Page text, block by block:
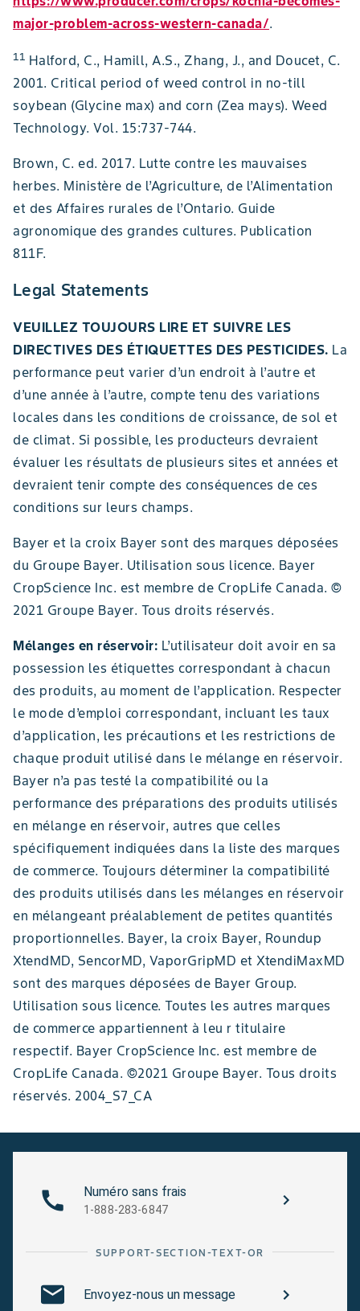
major-problem-across-western-canada/.
11 Halford, C., Hamill, A.S., Zhang, J., and Doucet, C.
2001. Critical period of weed control in no-till
soybean (Glycine max) and corn (Zea mays). Weed
Technology. Vol. 15:737-744.
Brown, C. ed. 2017. Lutte contre les mauvaises
herbes. Ministère de l’Agriculture, de l’Alimentation
et des Affaires rurales de l’Ontario. Guide
agronomique des grandes cultures. Publication
811F.
Legal Statements
VEUILLEZ TOUJOURS LIRE ET SUIVRE LES
DIRECTIVES DES ÉTIQUETTES DES PESTICIDES. La
performance peut varier d’un endroit à l’autre et
d’une année à l’autre, compte tenu des variations
locales dans les conditions de croissance, de sol et
de climat. Si possible, les producteurs devraient
évaluer les résultats de plusieurs sites et années et
devraient tenir compte des conséquences de ces
conditions sur leurs champs.
Bayer et la croix Bayer sont des marques déposées
du Groupe Bayer. Utilisation sous licence. Bayer
CropScience Inc. est membre de CropLife Canada. ©
2021 Groupe Bayer. Tous droits réservés.
Mélanges en réservoir: L’utilisateur doit avoir en sa
possession les étiquettes correspondant à chacun
des produits, au moment de l’application. Respecter
le mode d’emploi correspondant, incluant les taux
d’application, les précautions et les restrictions de
chaque produit utilisé dans le mélange en réservoir.
Bayer n’a pas testé la compatibilité ou la
performance des préparations des produits utilisés
en mélange en réservoir, autres que celles
spécifiquement indiquées dans la liste des marques
de commerce. Toujours déterminer la compatibilité
des produits utilisés dans les mélanges en réservoir
en mélangeant préalablement de petites quantités
proportionnelles. Bayer, la croix Bayer, Roundup
XtendMD, SencorMD, VaporGripMD et XtendiMaxMD
sont des marques déposées de Bayer Group.
Utilisation sous licence. Toutes les autres marques
de commerce appartiennent à leu r titulaire
respectif. Bayer CropScience Inc. est membre de
CropLife Canada. ©2021 Groupe Bayer. Tous droits
réservés. 2004_S7_CA
Numéro sans frais
1-888-283-6847
SUPPORT-SECTION-TEXT-OR
Envoyez-nous un message